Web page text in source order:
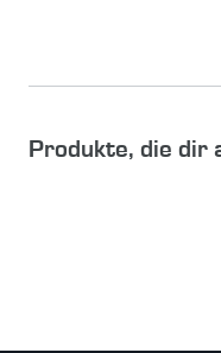
Produkte, die dir